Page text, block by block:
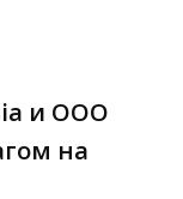
и ООО
на